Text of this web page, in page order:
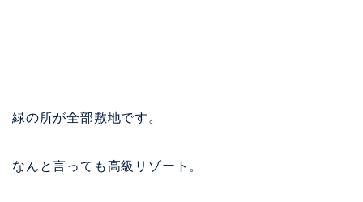
緑の所が全部敷地です。
なんと言っても高級リゾート。